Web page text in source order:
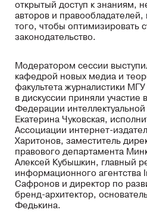
открытый доступ к знаниям,
авторов и правообладателей,
того, чтобы оптимизировать
законодательство.
Модератором сессии
кафедрой новых медиа и
факультета журналистики
в дискуссии приняли
Федерации
Екатерина Чуковская,
Ассоциации интернет-
Харитонов, заместитель
правового департамента
Алексей Кубышкин, главный
информационного агентства
Сафронов и директор по
бренд-архитектор,
Федькина.